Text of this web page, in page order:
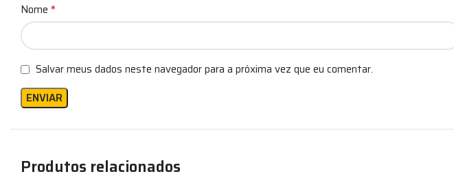
Nome *
Salvar meus dados neste navegador para a próxima vez que eu comentar.
Produtos relacionados